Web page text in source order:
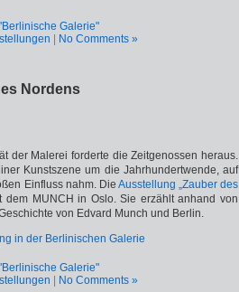
Galerie"
No Comments »
Nordens
der Malerei forderte die Zeitgenossen heraus.
Kunstszene um die Jahrhundertwende, auf
Einfluss nahm. Die Ausstellung „Zauber des
dem MUNCH in Oslo. Sie erzählt anhand von
von Edvard Munch und Berlin.
in der Berlinischen Galerie
Galerie"
No Comments »